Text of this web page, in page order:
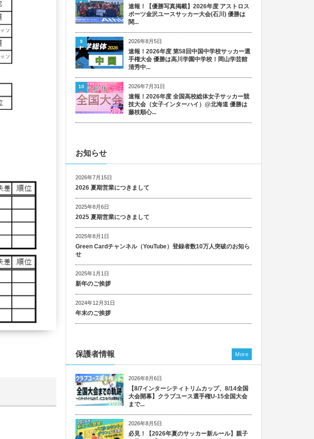
速報！【優勝写真掲載】2026年度 アストロス
ポーツ金沢ユースサッカー大会(石川) 優勝は
関...
2026年8月5日
速報！2026年度 第58回中国中学校サッカー選
手権大会 優勝は高川学園中学校！岡山学芸館
清秀中...
9
2026年7月31日
速報！2026年度 全国高校総体女子サッカー競
技大会（女子インターハイ）@北海道 優勝は
藤枝順心...
10
お知らせ
2026年7月15日
2026 夏期営業につきまして
2025年8月6日
2025 夏期営業につきまして
2025年8月1日
Green Cardチャンネル（YouTube）登録者数10万人突破のお知ら
せ
2025年1月1日
新年のご挨拶
2024年12月31日
年末のご挨拶
保護者情報
2026年8月6日
【8/7インターシティトリムカップ、8/14全国
大会開幕】クラブユース選手権U-15全国大会
まで...
2026年8月5日
必見！【2026年夏のサッカー新ルール】親子
More